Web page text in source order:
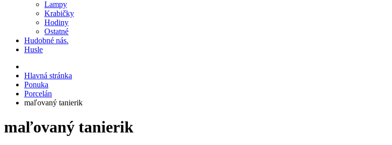
Lampy
Krabičky
Hodiny
Ostatné
Hudobné nás.
Husle
Hlavná stránka
Ponuka
Porcelán
maľovaný tanierik
maľovaný tanierik